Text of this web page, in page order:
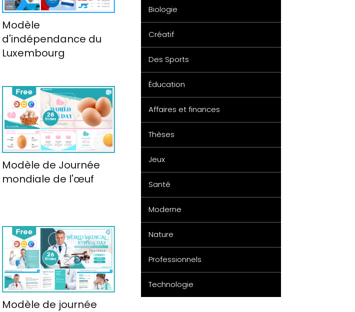
Modèle
d'indépendance du
Luxembourg
Modèle de Journée
mondiale de l'œuf
Modèle de journée
Biologie
Créatif
Des Sports
Éducation
Affaires et finances
Thèses
Jeux
Santé
Moderne
Nature
Professionnels
Technologie